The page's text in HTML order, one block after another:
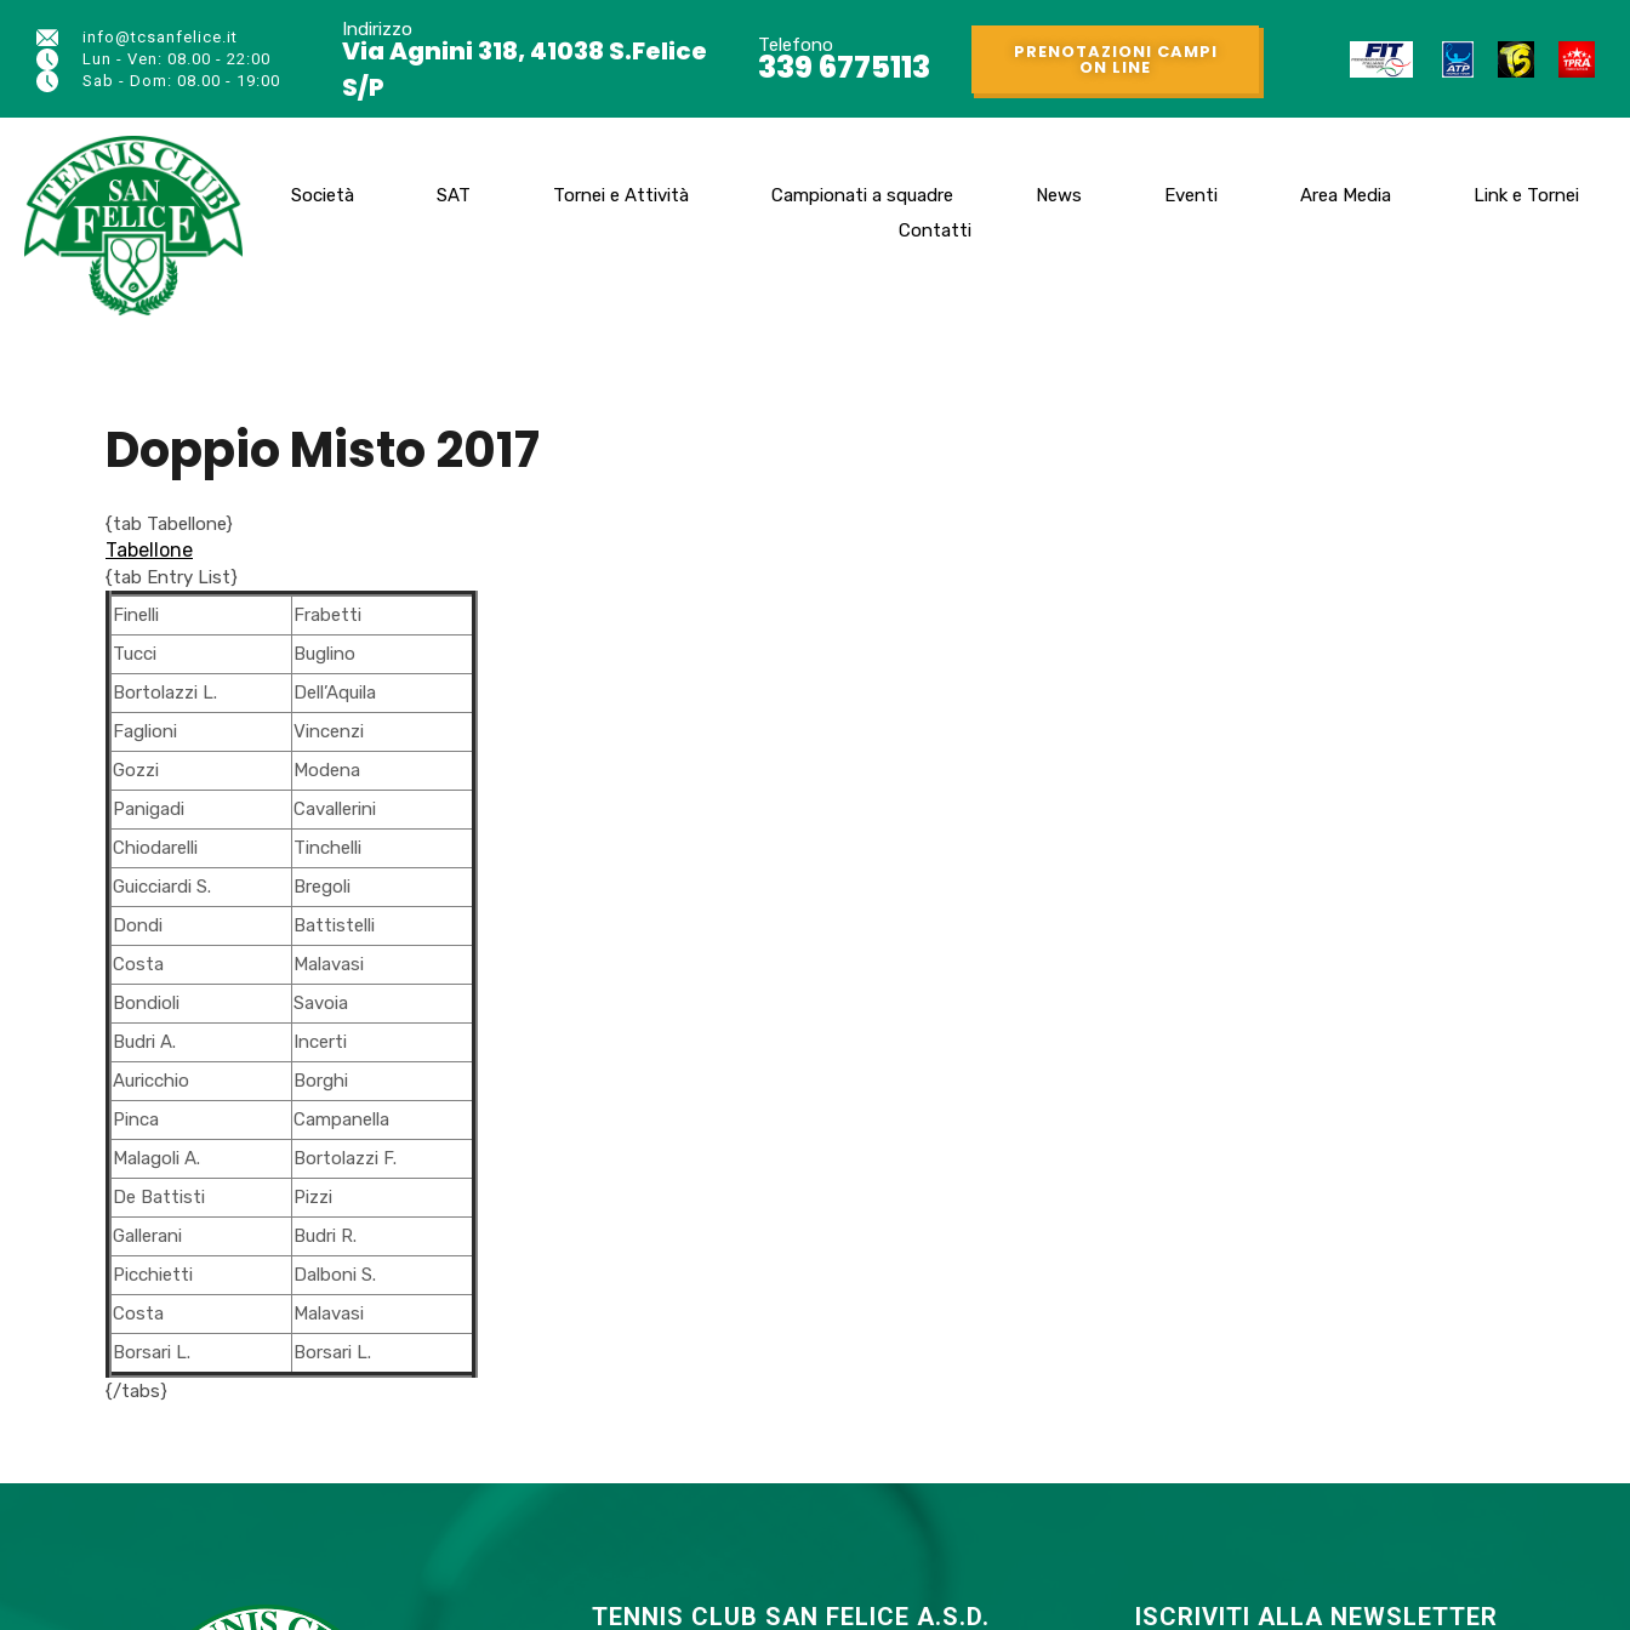
info@tcsanfelice.it
Lun - Ven: 08.00 - 22:00
Sab - Dom: 08.00 - 19:00
Indirizzo
Via Agnini 318, 41038 S.Felice
S/P
Telefono
339 6775113 PRENOTAZIONI CAMPI
ON LINE
Società SAT Tornei e Attività Campionati a squadre News Eventi Area Media
Link e Tornei
Contatti
Doppio Misto 2017
{tab Tabellone}
Tabellone
{tab Entry List}
Finelli
Frabetti
Tucci
Buglino
Bortolazzi L.
Dell’Aquila
Faglioni
Vincenzi
Gozzi
Modena
Panigadi
Cavallerini
Chiodarelli
Tinchelli
Guicciardi S.
Bregoli
Dondi
Battistelli
Costa
Malavasi
Bondioli
Savoia
Budri A.
Incerti
Auricchio
Borghi
Pinca
Campanella
Malagoli A.
Bortolazzi F.
De Battisti
Pizzi
Gallerani
Budri R.
Picchietti
Dalboni S.
Costa
Malavasi
Borsari L.
Borsari L.
{/tabs}
TENNIS CLUB SAN FELICE A.S.D. ISCRIVITI ALLA NEWSLETTER